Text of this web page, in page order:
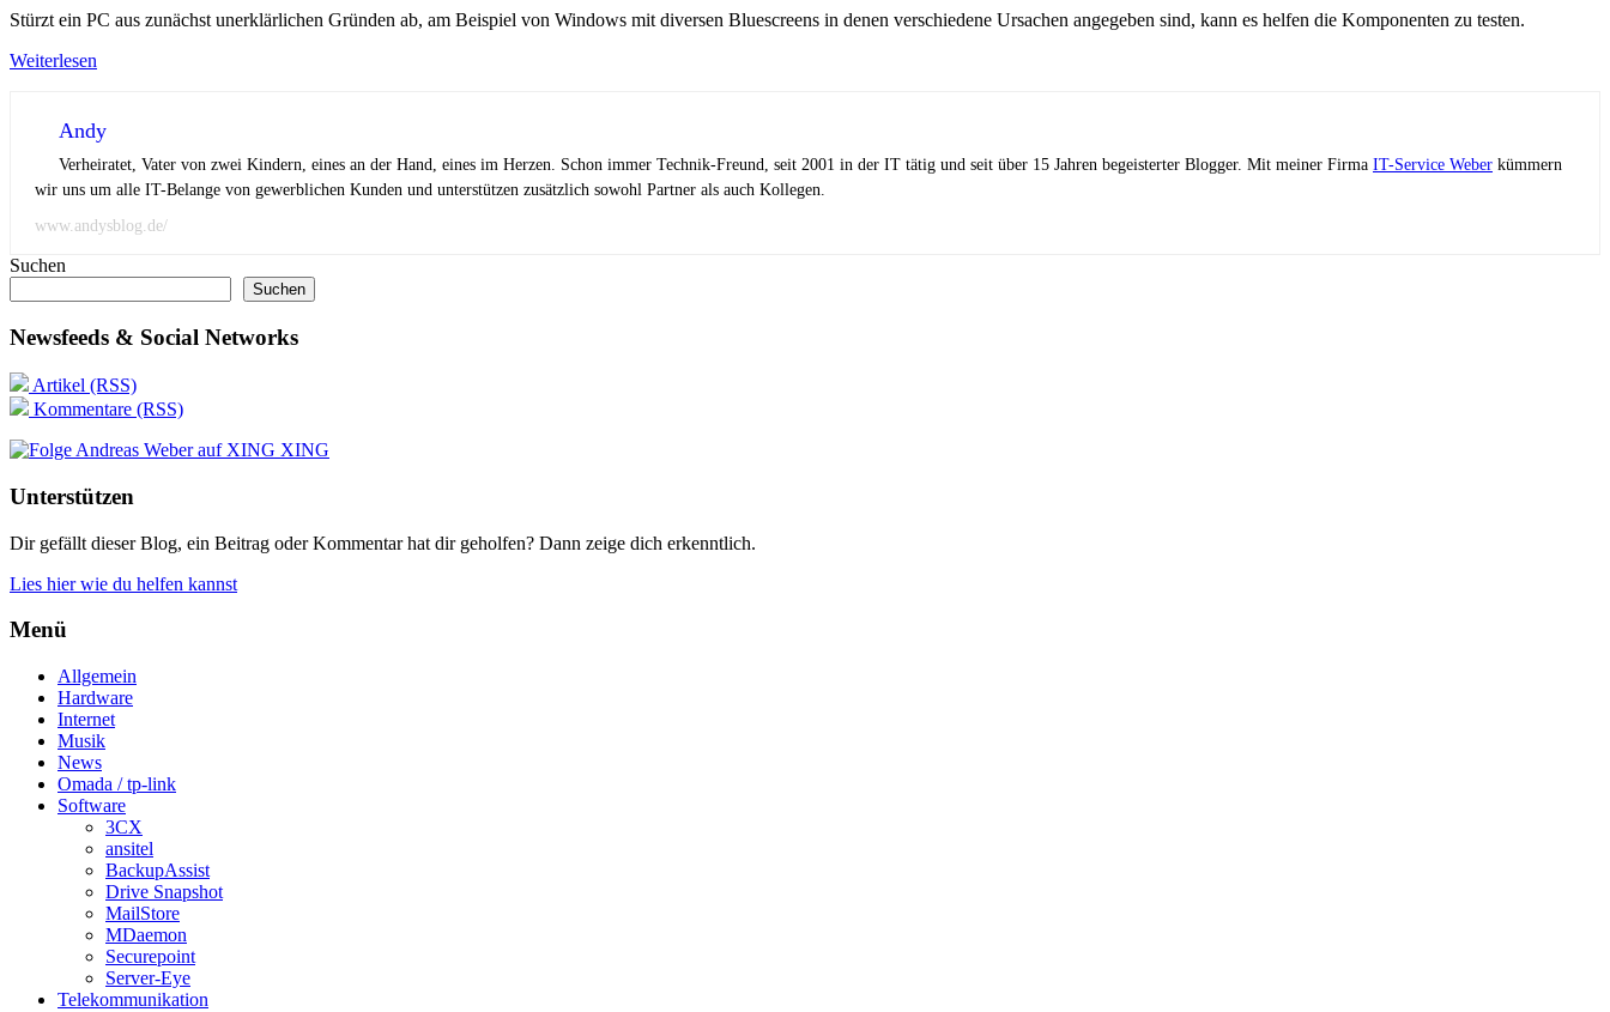
Stürzt ein PC aus zunächst unerklärlichen Gründen ab, am Beispiel von Windows mit diversen Bluescreens in denen verschiedene Ursachen angegeben sind, kann es helfen die Komponenten zu testen.
Weiterlesen
Andy
Verheiratet, Vater von zwei Kindern, eines an der Hand, eines im Herzen. Schon immer Technik-Freund, seit 2001 in der IT tätig und seit über 15 Jahren begeisterter Blogger. Mit meiner Firma IT-Service Weber kümmern
wir uns um alle IT-Belange von gewerblichen Kunden und unterstützen zusätzlich sowohl Partner als auch Kollegen.
www.andysblog.de/
Suchen
Suchen
Newsfeeds & Social Networks
Artikel (RSS)
Kommentare (RSS)
XING
Unterstützen
Dir gefällt dieser Blog, ein Beitrag oder Kommentar hat dir geholfen? Dann zeige dich erkenntlich.
Lies hier wie du helfen kannst
Menü
Allgemein
Hardware
Internet
Musik
News
Omada / tp-link
Software
3CX
ansitel
BackupAssist
Drive Snapshot
MailStore
MDaemon
Securepoint
Server-Eye
Telekommunikation